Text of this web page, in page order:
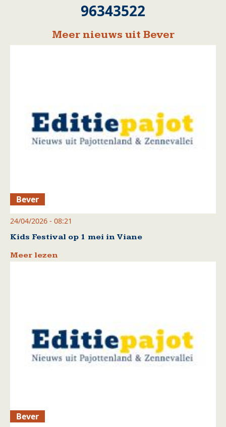
96343522
Meer nieuws uit Bever
Bever
24/04/2026 - 08:21
Kids Festival op 1 mei in Viane
Meer lezen
Bever